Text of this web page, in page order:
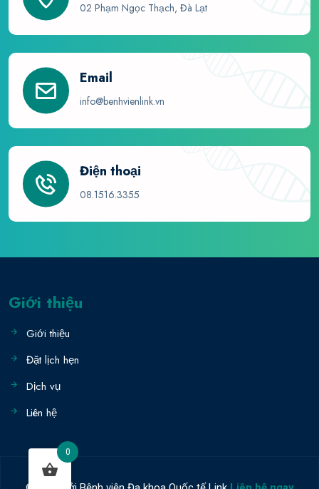
02 Phạm Ngọc Thạch, Đà Lạt
Email
info@benhvienlink.vn
Điện thoại
08.1516.3355
Giới thiệu
Giới thiệu
Đặt lịch hẹn
Dịch vụ
Liên hệ
0